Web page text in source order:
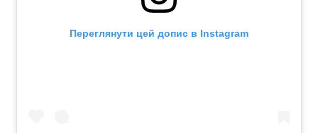
Переглянути цей допис в Instagram